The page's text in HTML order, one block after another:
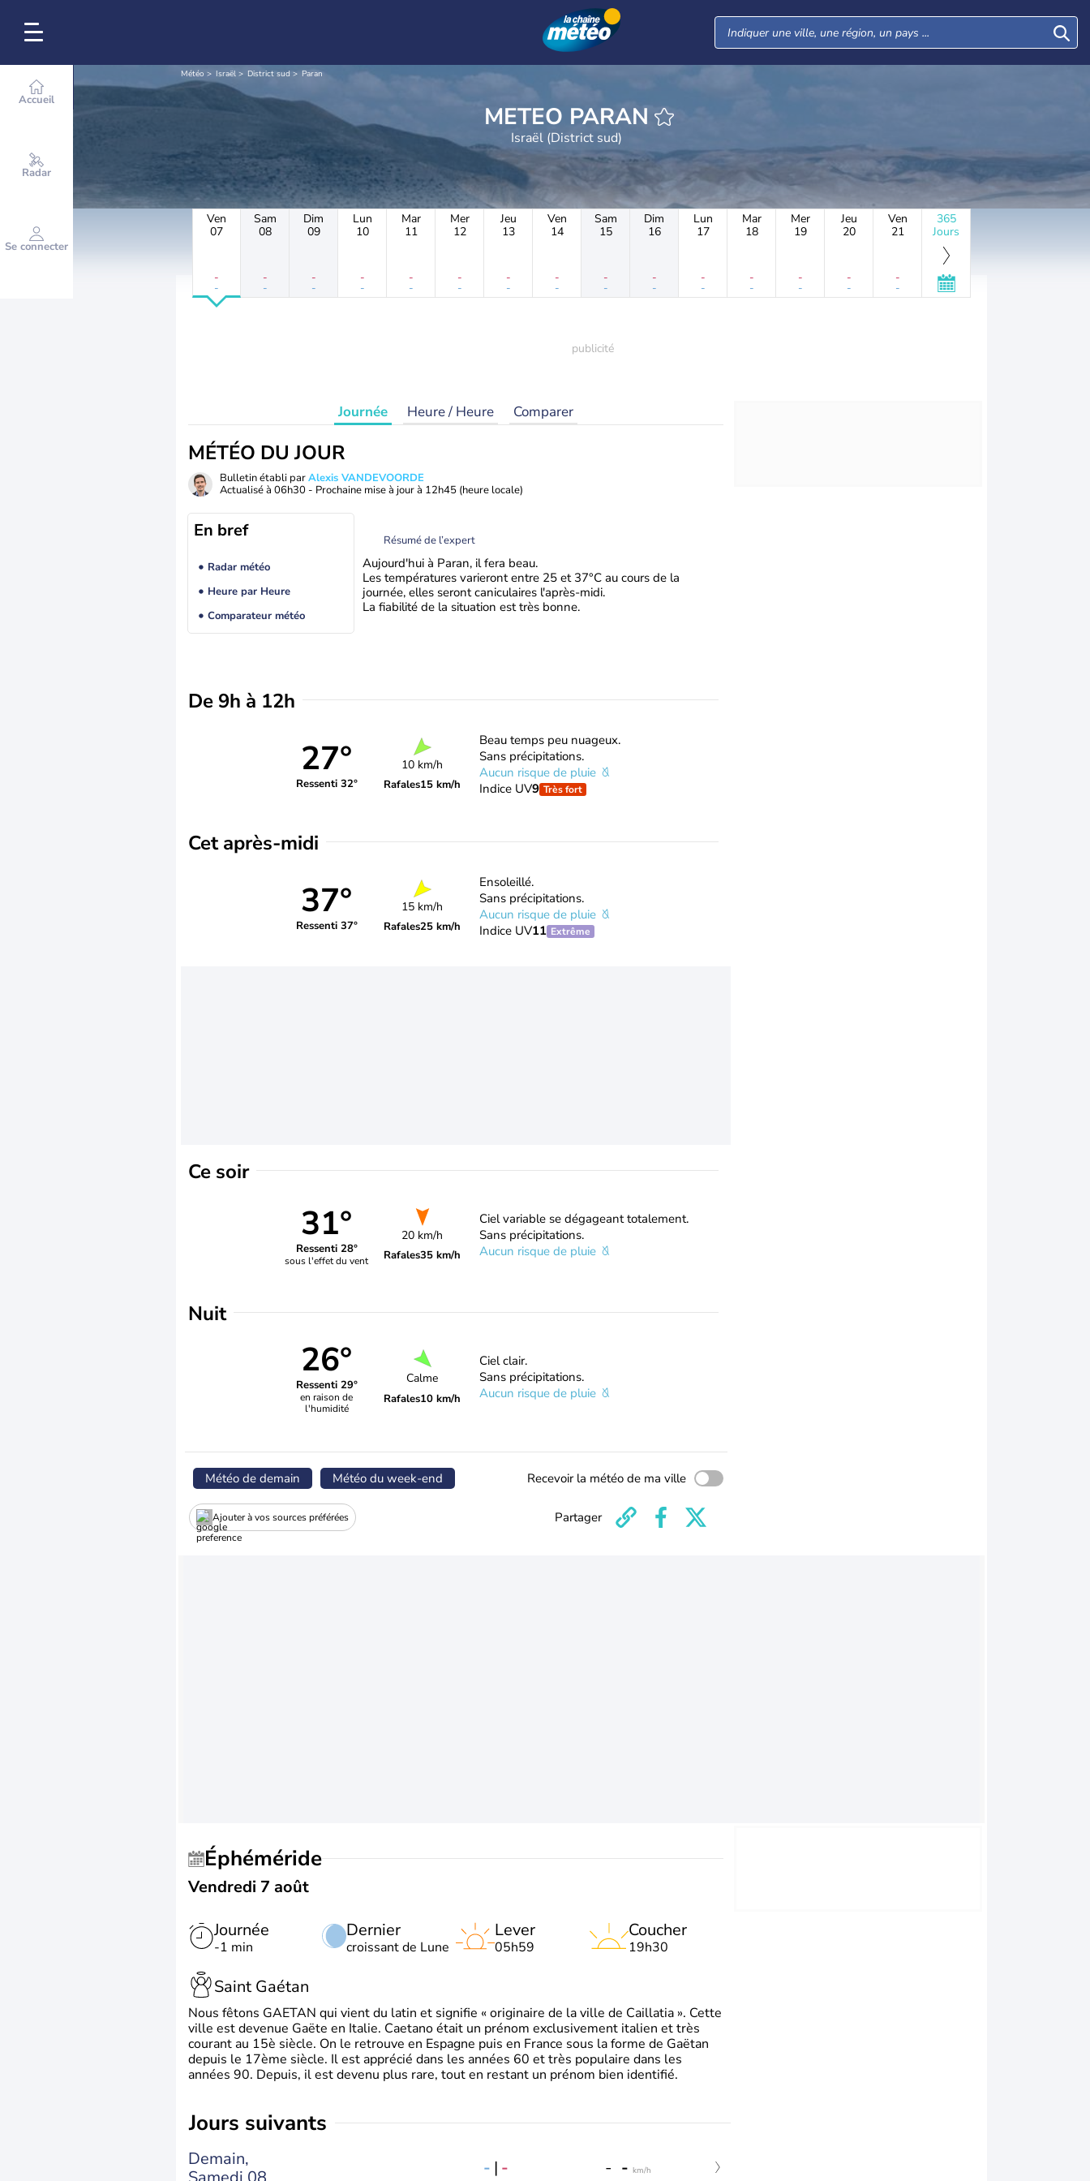
Accueil
Radar
Se connecter
Météo Israël District sud Paran
METEO PARAN
Israël (District sud)
Ven
07
-
-
Sam
08
-
-
Dim
09
-
-
Lun
10
-
-
Mar
11
-
-
Mer
12
-
-
Jeu
13
-
-
Ven
14
-
-
Sam
15
-
-
Dim
16
-
-
Lun
17
-
-
Mar
18
-
-
Mer
19
-
-
Jeu
20
-
-
Ven
21
-
-
365
Jours
Journée Heure / Heure Comparer
MÉTÉO DU JOUR
Bulletin établi parAlexis VANDEVOORDE
Actualisé à 06h30 - Prochaine mise à jour à 12h45 (heure locale)
En bref
Radar météo
Heure par Heure
Comparateur météo
Résumé de l’expert
Aujourd'hui à Paran, il fera beau.
Les températures varieront entre 25 et 37°C au cours de la
journée, elles seront caniculaires l'après-midi.
La fiabilité de la situation est très bonne.
De 9h à 12h
27°
Ressenti 32°
10 km/h
Rafales15 km/h
Beau temps peu nuageux.
Sans précipitations.
Aucun risque de pluie
Indice UV9 Très fort
Cet après-midi
37°
Ressenti 37°
15 km/h
Rafales25 km/h
Ensoleillé.
Sans précipitations.
Aucun risque de pluie
Indice UV11 Extrême
Ce soir
31°
Ressenti 28°
sous l'effet du vent
20 km/h
Rafales35 km/h
Ciel variable se dégageant totalement.
Sans précipitations.
Aucun risque de pluie
Nuit
26°
Ressenti 29°
en raison de
l'humidité
Calme
Rafales10 km/h
Ciel clair.
Sans précipitations.
Aucun risque de pluie
Météo de demain Météo du week-end Recevoir la météo de ma ville
Ajouter à vos sources préférées Partager
Éphéméride
Vendredi 7 août
Journée
-1 min
Dernier
croissant de Lune
Lever
05h59
Coucher
19h30
Saint Gaétan
Nous fêtons GAETAN qui vient du latin et signifie « originaire de la ville de Caillatia ». Cette
ville est devenue Gaëte en Italie. Caetano était un prénom exclusivement italien et très
courant au 15è siècle. On le retrouve en Espagne puis en France sous la forme de Gaëtan
depuis le 17ème siècle. Il est apprécié dans les années 60 et très populaire dans les
années 90. Depuis, il est devenu plus rare, tout en restant un prénom bien identifié.
jours suivants
Demain,
- | - - - km/h